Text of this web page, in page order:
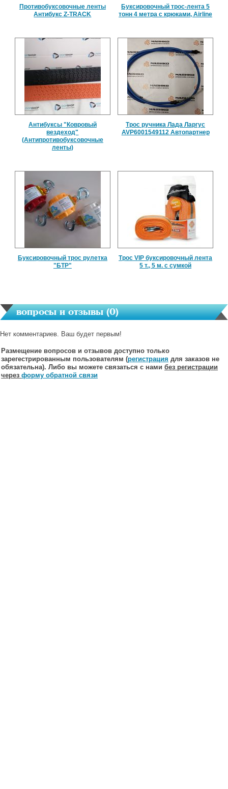
Противобуксовочные ленты
Антибукс Z-TRACK
Буксировочный трос-лента 5
тонн 4 метра с крюками, Airline
Антибуксы "Ковровый
вездеход"
(Антипротивобуксовочные
ленты)
Трос ручника Лада Ларгус
AVP6001549112 Автопартнер
Буксировочный трос рулетка
"БТР"
Трос VIP буксировочный лента
5 т., 5 м. с сумкой
вопросы и отзывы (0)
Нет комментариев. Ваш будет первым!
Размещение вопросов и отзывов доступно только
зарегестрированным пользователям (регистрация для заказов не
обязательна). Либо вы можете связаться с нами без регистрации
через форму обратной связи